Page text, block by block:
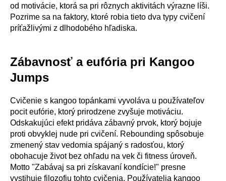
od motivácie, ktorá sa pri rôznych aktivitách výrazne líši.
Pozrime sa na faktory, ktoré robia tieto dva typy cvičení
príťažlivými z dlhodobého hľadiska.
Zábavnosť a eufória pri Kangoo
Jumps
Cvičenie s kangoo topánkami vyvoláva u používateľov
pocit eufórie, ktorý prirodzene zvyšuje motiváciu.
Odskakujúci efekt pridáva zábavný prvok, ktorý bojuje
proti obvyklej nude pri cvičení. Rebounding spôsobuje
zmenený stav vedomia spájaný s radosťou, ktorý
obohacuje život bez ohľadu na vek či fitness úroveň.
Motto "Zabávaj sa pri získavaní kondície!" presne
vystihuje filozofiu tohto cvičenia. Používatelia kangoo